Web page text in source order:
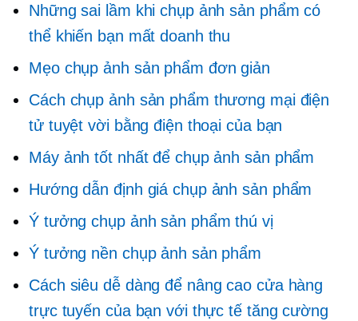
Những sai lầm khi chụp ảnh sản phẩm có
thể khiến bạn mất doanh thu
Mẹo chụp ảnh sản phẩm đơn giản
Cách chụp ảnh sản phẩm thương mại điện
tử tuyệt vời bằng điện thoại của bạn
Máy ảnh tốt nhất để chụp ảnh sản phẩm
Hướng dẫn định giá chụp ảnh sản phẩm
Ý tưởng chụp ảnh sản phẩm thú vị
Ý tưởng nền chụp ảnh sản phẩm
Cách siêu dễ dàng để nâng cao cửa hàng
trực tuyến của bạn với thực tế tăng cường